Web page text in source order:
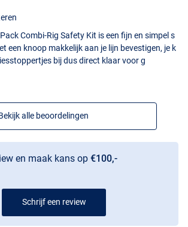
Combi-Rig Safety Kit is een fijn en simpel s
een knoop makkelijk aan je lijn bevestigen, je k
bij dus direct klaar voor g
alle beoordelingen
en maak kans op €100,-
Schrijf een review